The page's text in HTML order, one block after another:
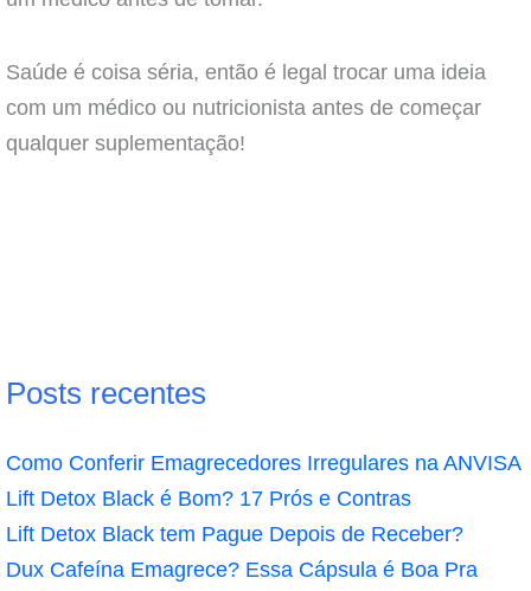
Saúde é coisa séria, então é legal trocar uma ideia
com um médico ou nutricionista antes de começar
qualquer suplementação!
Posts recentes
Como Conferir Emagrecedores Irregulares na ANVISA
Lift Detox Black é Bom? 17 Prós e Contras
Lift Detox Black tem Pague Depois de Receber?
Dux Cafeína Emagrece? Essa Cápsula é Boa Pra